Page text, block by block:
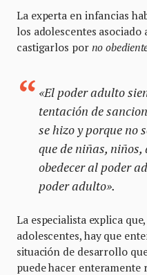
La experta en infancias
los adolescentes asociado
castigarlos por no
«El poder adulto
tentación de
se hizo y porque no
que de niñas,
obedecer al poder
poder adulto».
La especialista explica
adolescentes, hay que
situación de desarrollo
puede hacer enteramente